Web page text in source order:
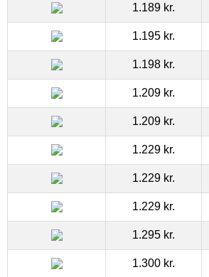
1.189 kr.
1.195 kr.
1.198 kr.
1.209 kr.
1.209 kr.
1.229 kr.
1.229 kr.
1.229 kr.
1.295 kr.
1.300 kr.